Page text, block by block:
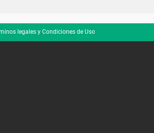
legales y Condiciones de Uso